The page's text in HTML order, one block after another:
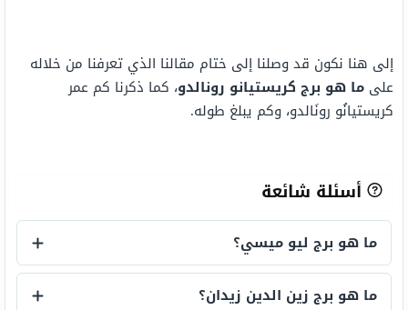
إلى هنا نكون قد وصلنا إلى ختام مقالنا الذي تعرفنا من خلاله
على ما هو برج كريستيانو رونالدو، كما ذكرنا كم عمر
كريستيانُو رونَالدو، وكم يبلغ طوله.
أسئلة شائعة
ما هو برج ليو ميسي؟
ما هو برج ليو ميسي؟
ما هو برج زين الدين زيدان؟